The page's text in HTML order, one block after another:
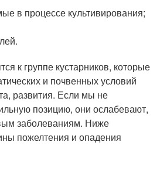
в процессе культивирования;
к группе кустарников, которые
и почвенных условий
развития. Если мы не
позицию, они ослабевают,
заболеваниям. Ниже
пожелтения и опадения